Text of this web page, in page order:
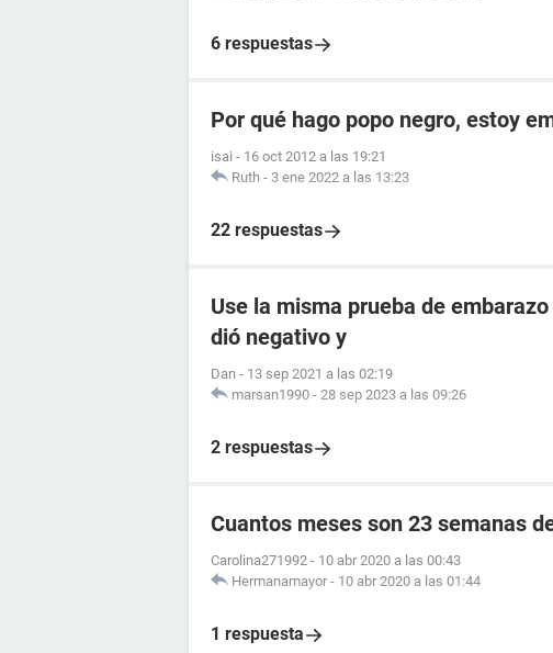
6 respuestas
Por qué hago popo negro, estoy
isai - 16 oct 2012 a las 19:21
Ruth - 3 ene 2022 a las 13:23
22 respuestas
Use la misma prueba de
dió negativo y
Dan - 13 sep 2021 a las 02:19
marsan1990 - 28 sep 2023 a las 09:26
2 respuestas
Cuantos meses son 23 semanas
Carolina271992 - 10 abr 2020 a las 00:43
Hermanamayor - 10 abr 2020 a las 01:44
1 respuesta